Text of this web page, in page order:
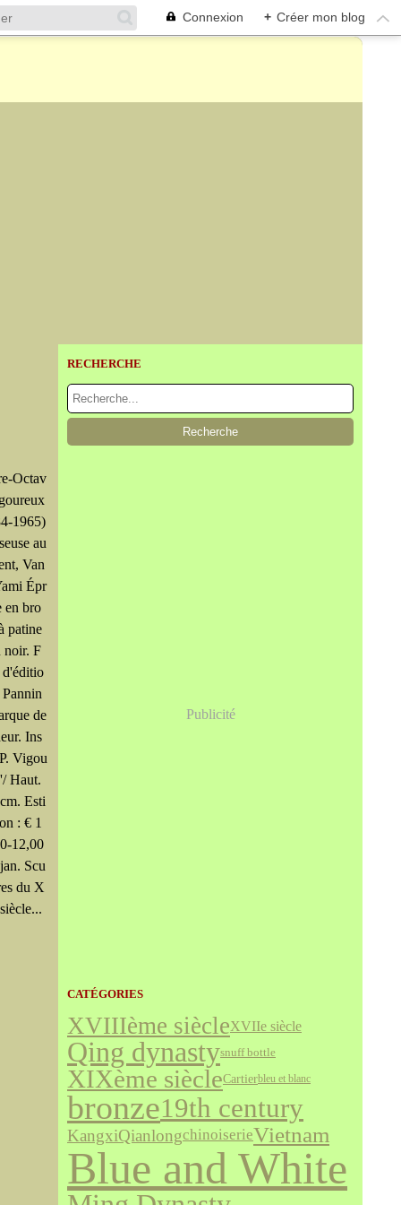
Connexion + Créer mon blog
Octav
1965)
au
Van
Épr
en bro
patine
noir. F
d'éditio
de
Ins
Vigou
Haut.
Esti
: € 1
12,00
Scu
du X
RECHERCHE
Publicité
CATÉGORIES
XVIIIème siècleXVIIe siècle
Qing dynastysnuff bottle
XIXème siècleCartierbleu et blanc
bronze19th century
KangxiQianlongchinoiserieVietnam
Blue and White